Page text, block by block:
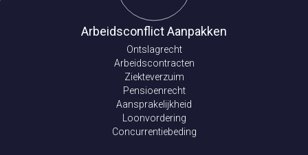
Arbeidsconflict Aanpakken
Ontslagrecht
Arbeidscontracten
Ziekteverzuim
Pensioenrecht
Aansprakelijkheid
Loonvordering
Concurrentiebeding